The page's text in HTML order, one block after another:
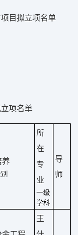
目拟立项名单
项名单
养
所
在
专
业
一级
学科
导
师
王